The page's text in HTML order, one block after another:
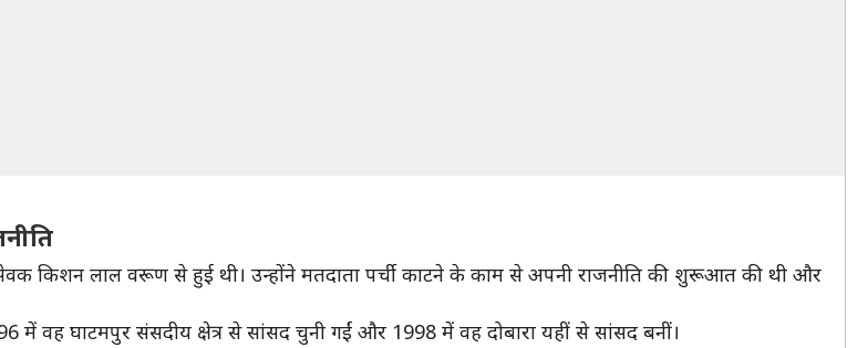
किशन लाल वरूण से हुई थी। उन्होंने मतदाता पर्ची काटने के काम से अपनी राजनीति की शुरूआत की थी और
में वह घाटमपुर संसदीय क्षेत्र से सांसद चुनी गईं और 1998 में वह दोबारा यहीं से सांसद बनीं।